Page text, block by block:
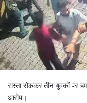
रास्ता रोककर तीन युवकों पर
आरोप।